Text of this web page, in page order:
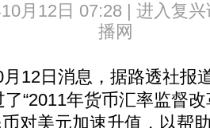
月12日 07:28 | 进入复兴
播网
日消息，据路透社报
“2011年货币汇率监督
对美元加速升值，以帮